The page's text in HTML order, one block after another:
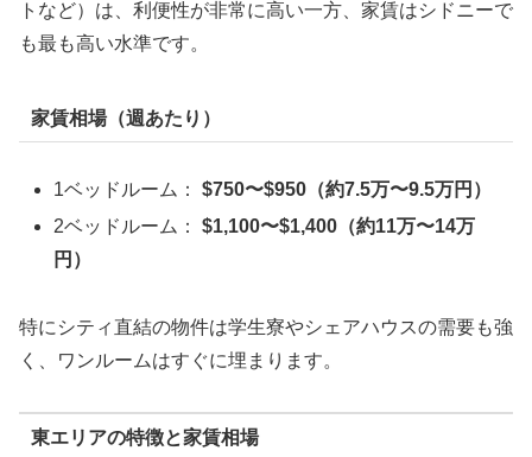
トなど）は、利便性が非常に高い一方、家賃はシドニーで
も最も高い水準です。
家賃相場（週あたり）
1ベッドルーム：$750〜$950（約7.5万〜9.5万円）
2ベッドルーム：$1,100〜$1,400（約11万〜14万
円）
特にシティ直結の物件は学生寮やシェアハウスの需要も強
く、ワンルームはすぐに埋まります。
東エリアの特徴と家賃相場